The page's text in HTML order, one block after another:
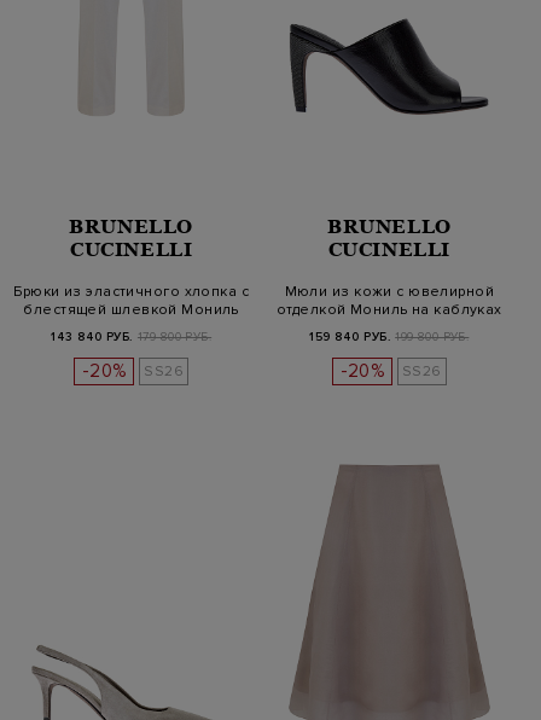
BRUNELLO
CUCINELLI
Брюки из эластичного хлопка с
блестящей шлевкой Мониль
143 840 РУБ. 179 800 РУБ.
-20% SS26
BRUNELLO
CUCINELLI
Мюли из кожи с ювелирной
отделкой Мониль на каблуках
159 840 РУБ. 199 800 РУБ.
-20% SS26